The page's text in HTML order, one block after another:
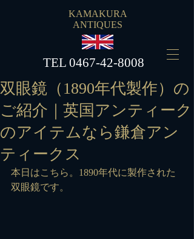
KAMAKURA
ANTIQUES
​TEL 0467-42-8008
双眼鏡（1890年代製作）の
ご紹介｜英国アンティーク
のアイテムなら鎌倉アン
ティークス
本日はこちら。1890年代に製作された
双眼鏡です。